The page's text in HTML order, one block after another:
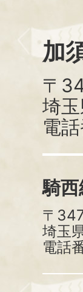
加
〒
埼
電
騎
〒
埼玉
電話